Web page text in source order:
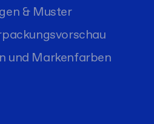
& Muster
und Markenfarben